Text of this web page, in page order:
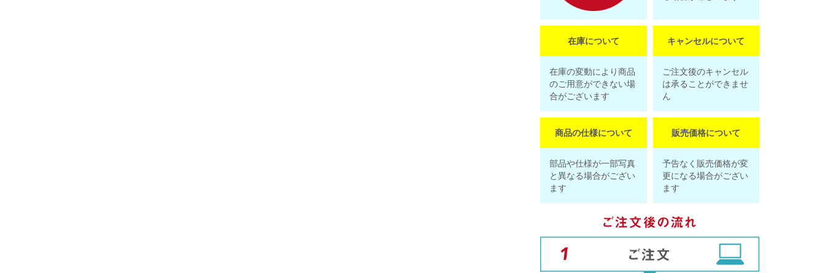
在庫について
在庫の変動により商品
のご用意ができない場
合がございます
キャンセルについて
ご注文後のキャンセル
は承ることができませ
ん
商品の仕様について
部品や仕様が一部写真
と異なる場合がござい
ます
販売価格について
予告なく販売価格が変
更になる場合がござい
ます